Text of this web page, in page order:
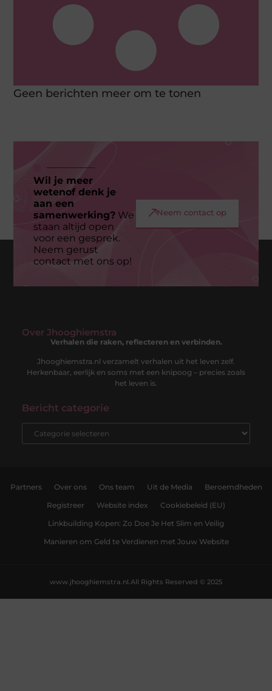
Geen berichten meer om te tonen
Wil je meer
wetenof denk je
aan een
samenwerking?We
staan altijd open
voor een gesprek.
Neem gerust
contact met ons op!
Neem contact op
Over Jhooghiemstra
Verhalen die raken, reflecteren en verbinden.
Jhooghiemstra.nl verzamelt verhalen uit het leven zelf.
Herkenbaar, eerlijk en soms met een knipoog – precies zoals
het leven is.
Bericht categorie
Partners Over ons Ons team Uit de Media Beroemdheden
Registreer Website index Cookiebeleid (EU)
Linkbuilding Kopen: Zo Doe Je Het Slim en Veilig
Manieren om Geld te Verdienen met Jouw Website
All Rights Reserved © 2025
www.jhooghiemstra.nl.